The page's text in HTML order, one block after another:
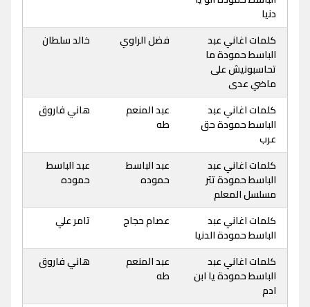
دنيا
كلمات اغاني عبد
الباسط حمودة ما
تحاسبونيش على
ماضي عدى
فضل الراوي خالد سلطان
كلمات اغاني عبد
الباسط حمودة حق
عرب
عبد المنعم
طه
هاني فاروق
كلمات اغاني عبد
الباسط حمودة تتر
مسلسل المعلم
عبد الباسط
حموده
عبد الباسط
حموده
كلمات اغاني عبد
الباسط حمودة الدنيا
عصام حجاج تامر علي
كلمات اغاني عبد
الباسط حمودة يا ابن
ادم
عبد المنعم
طه
هاني فاروق